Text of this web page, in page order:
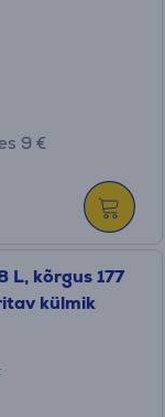
9 €
L, kõrgus 177
külmik